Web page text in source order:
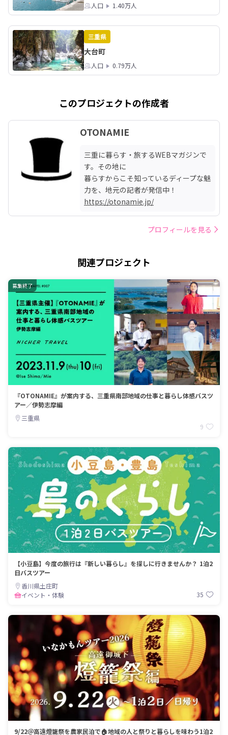
人口 1.40万人
三重県
大台町
人口 0.79万人
このプロジェクトの作成者
OTONAMIE
三重に暮らす・旅するWEBマガジンで
す。その地に
暮らすからこそ知っているディープな魅
https://otonamie.jp/
プロフィールを見る
関連プロジェクト
募集終了
『OTONAMIE』が案内する、三重県南部地域の仕事と暮らし体感バスツ
アー／伊勢志摩編
三重県
9
【小豆島】今度の旅行は『新しい暮らし』を探しに行きませんか？ 1泊2
日バスツアー
香川県土庄町
イベント・体験
35
9/22＠高遠燈籠祭を農家民泊で🏠地域の人と祭りと暮らしを味わう1泊2